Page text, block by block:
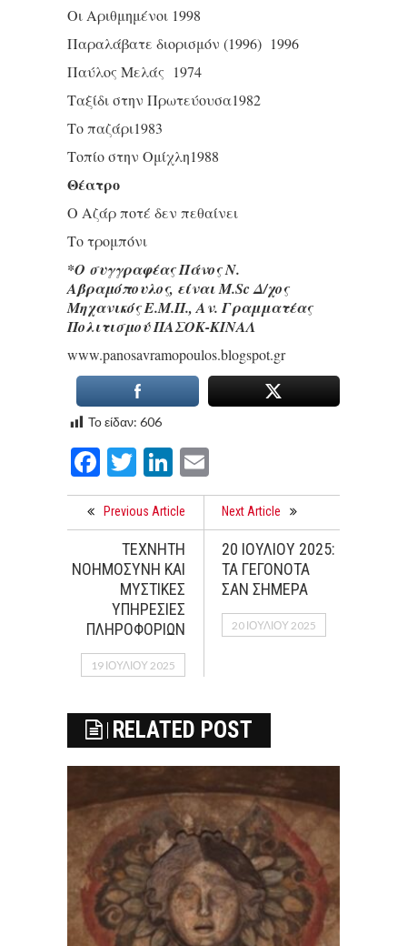
Οι Αριθμημένοι 1998
Παραλάβατε διορισμόν (1996) 1996
Παύλος Μελάς 1974
Ταξίδι στην Πρωτεύουσα1982
Το παζάρι1983
Τοπίο στην Ομίχλη1988
Θέατρο
Ο Αζάρ ποτέ δεν πεθαίνει
Το τρομπόνι
*Ο συγγραφέας Πάνος Ν.
Αβραμόπουλος, είναι M.Sc Δ/χος
Μηχανικός Ε.Μ.Π., Αν. Γραμματέας
Πολιτισμού ΠΑΣΟΚ-ΚΙΝΑΛ
www.panosavramopoulos.blogspot.gr
Το είδαν: 606
Facebook
TwitterLinkedIn
Previous Article
ΤΕΧΝΗΤΗ
ΝΟΗΜΟΣΥΝΗ ΚΑΙ
ΜΥΣΤΙΚΕΣ
ΥΠΗΡΕΣΙΕΣ
ΠΛΗΡΟΦΟΡΙΩΝ
19 ΙΟΥΛΊΟΥ 2025
Next Article
20 ΙΟΥΛΙΟΥ 2025:
ΤΑ ΓΕΓΟΝΟΤΑ
ΣΑΝ ΣΗΜΕΡΑ
20 ΙΟΥΛΊΟΥ 2025
RELATED POST